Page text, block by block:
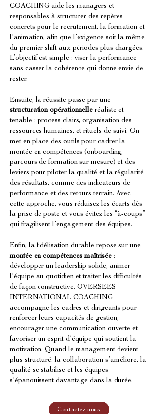
COACHING aide les managers et
responsables à structurer des repères
concrets pour le recrutement, la formation et
l’animation, afin que l’exigence soit la même
du premier shift aux périodes plus chargées.
L’objectif est simple : viser la performance
sans casser la cohérence qui donne envie de
rester.
Ensuite, la réussite passe par une
structuration opérationnelle réaliste et
tenable : process clairs, organisation des
ressources humaines, et rituels de suivi. On
met en place des outils pour cadrer la
montée en compétences (onboarding,
parcours de formation sur mesure) et des
leviers pour piloter la qualité et la régularité
des résultats, comme des indicateurs de
performance et des retours terrain. Avec
cette approche, vous réduisez les écarts dès
la prise de poste et vous évitez les “à-coups”
qui fragilisent l’engagement des équipes.
Enfin, la fidélisation durable repose sur une
montée en compétences maîtrisée :
développer un leadership solide, animer
l’équipe au quotidien et traiter les difficultés
de façon constructive. OVERSEES
INTERNATIONAL COACHING
accompagne les cadres et dirigeants pour
renforcer leurs capacités de gestion,
encourager une communication ouverte et
favoriser un esprit d’équipe qui soutient la
motivation. Quand le management devient
plus structuré, la collaboration s’améliore, la
qualité se stabilise et les équipes
s’épanouissent davantage dans la durée.
Contactez nous